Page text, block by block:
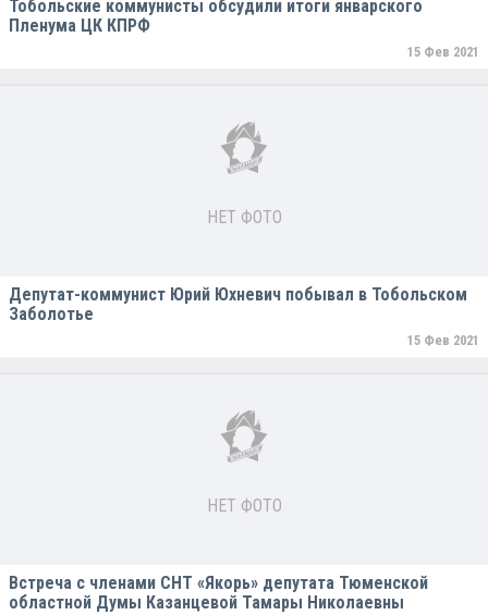
Тобольские коммунисты обсудили итоги январского
Пленума ЦК КПРФ
15 Фев 2021
НЕТ ФОТО
Депутат-коммунист Юрий Юхневич побывал в Тобольском
Заболотье
15 Фев 2021
НЕТ ФОТО
Встреча с членами СНТ «Якорь» депутата Тюменской
областной Думы Казанцевой Тамары Николаевны